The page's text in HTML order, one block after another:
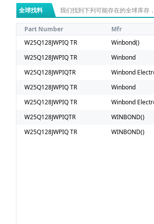
全球找料 我们找到下列可能存在的全球库存
Part Number Mfr
W25Q128JWPIQ TR
Winbond()
W25Q128JWPIQ TR
Winbond
W25Q128JWPIQTR
Winbond
W25Q128JWPIQ TR
Winbond
W25Q128JWPIQ TR
Winbond
W25Q128JWPIQTR
WINBOND()
W25Q128JWPIQ TR
WINBOND()